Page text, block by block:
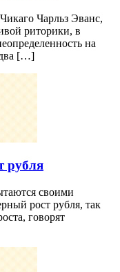
Чарльз Эванс,
риторики, в
на
два […]
рубля
своими
рост рубля, так
говорят